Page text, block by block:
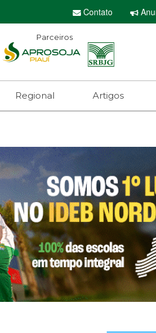
Contato
Parceiros
Regional Artigos